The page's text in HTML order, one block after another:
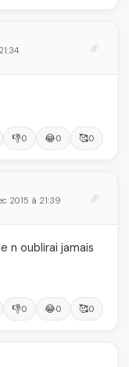
👎0 😂0 🥰0
2015 à 21:39
n oublirai jamais
👎0 😂0 🥰0